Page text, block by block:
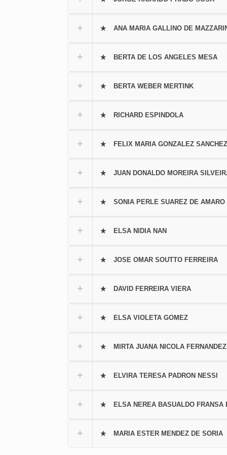
ANA MARIA GALLINO DE
BERTA DE LOS ANGELES MESA
BERTA WEBER MERTINK
RICHARD ESPINDOLA
FELIX MARIA GONZALEZ SANCHEZ
JUAN DONALDO MOREIRA
SONIA PERLE SUAREZ DE AMARO
ELSA NIDIA NAN
JOSE OMAR SOUTTO FERREIRA
DAVID FERREIRA VIERA
ELSA VIOLETA GOMEZ
MIRTA JUANA NICOLA FERNANDEZ
ELVIRA TERESA PADRON NESSI
ELSA NEREA BASUALDO FRANSA
MARIA ESTER MENDEZ DE SORIA